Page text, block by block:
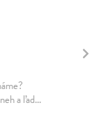
a ľad...